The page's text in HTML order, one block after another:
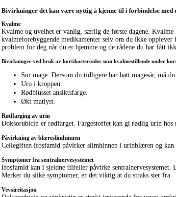
Bivirkninger det kan være nyttig å kjenne til i forbindelse med
Kvalme
Kvalme og uvelhet er vanlig, særlig de første dagene. Kvalme
kvalmeforebyggende medikamenter selv om du ikke
problem for deg når du er hjemme og de rådene du har fått
Bivirkninger ved bruk av kortikosteroider som kvalmestillende under kur:
Sur mage. Dersom du tidligere har hatt magesår, må
Uro i kroppen.
Rødblusset ansiktsfarge.
Økt matlyst.
Rødfarging av urin
Doksorubicin er rødfarget. Fargestoffet kan gi rødlig urin
Påvirkning av blæreslimhinnen
Cellegiften ifosfamid påvirker slimhinnen i urinblæren og kan
Symptomer fra sentralnervesystemet
Ifosfamid kan i sjeldne tilfeller påvirke sentralnervesystemet.
Merker du slike symptomer, er det viktig at du straks sier fra.
Vevsirritasjon